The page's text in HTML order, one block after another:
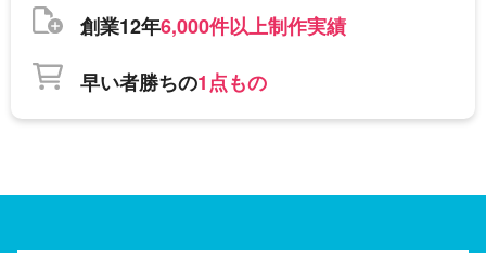
創業12年6,000件以上制作実績
早い者勝ちの1点もの